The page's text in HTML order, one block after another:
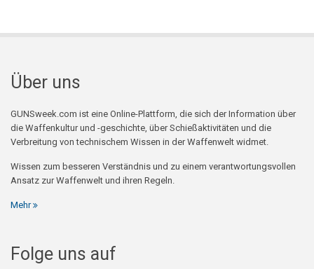
Über uns
GUNSweek.com ist eine Online-Plattform, die sich der Information über
die Waffenkultur und -geschichte, über Schießaktivitäten und die
Verbreitung von technischem Wissen in der Waffenwelt widmet.
Wissen zum besseren Verständnis und zu einem verantwortungsvollen
Ansatz zur Waffenwelt und ihren Regeln.
Mehr
Folge uns auf